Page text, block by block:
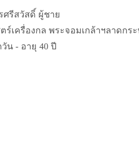
รีสวัสดิ์ ผู้ชาย
เครื่องกล พระจอมเกล้าฯลาดกระ
น - อายุ 40 ปี